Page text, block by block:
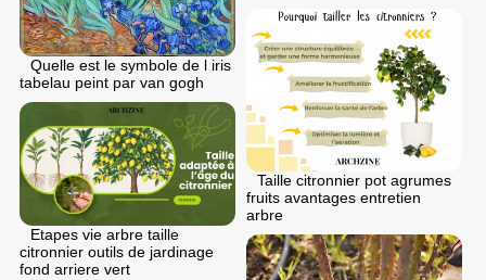
Quelle est le symbole de l iris
tabelau peint par van gogh
Taille citronnier pot agrumes
fruits avantages entretien
arbre
Etapes vie arbre taille
citronnier outils de jardinage
fond arriere vert